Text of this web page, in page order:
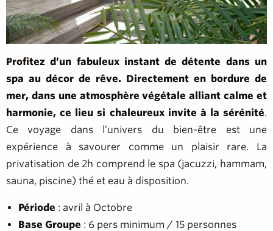
Profitez d’un fabuleux instant de détente dans un
spa au décor de rêve. Directement en bordure de
mer, dans une atmosphère végétale alliant calme et
harmonie, ce lieu si chaleureux invite à la sérénité.
Ce voyage dans l’univers du bien-être est une
expérience à savourer comme un plaisir rare. La
privatisation de 2h comprend le spa (jacuzzi, hammam,
sauna, piscine) thé et eau à disposition.
Période : avril à Octobre
Base Groupe : 6 pers minimum / 15 personnes